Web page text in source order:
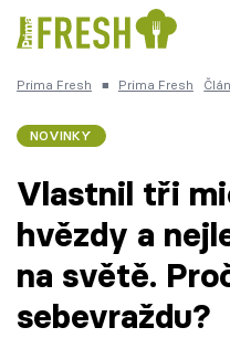
Česká kuchyně
Prima Fresh ■ Prima Fresh
NOVINKY
Vlastnil tři
hvězdy a
na světě.
sebevraždu?